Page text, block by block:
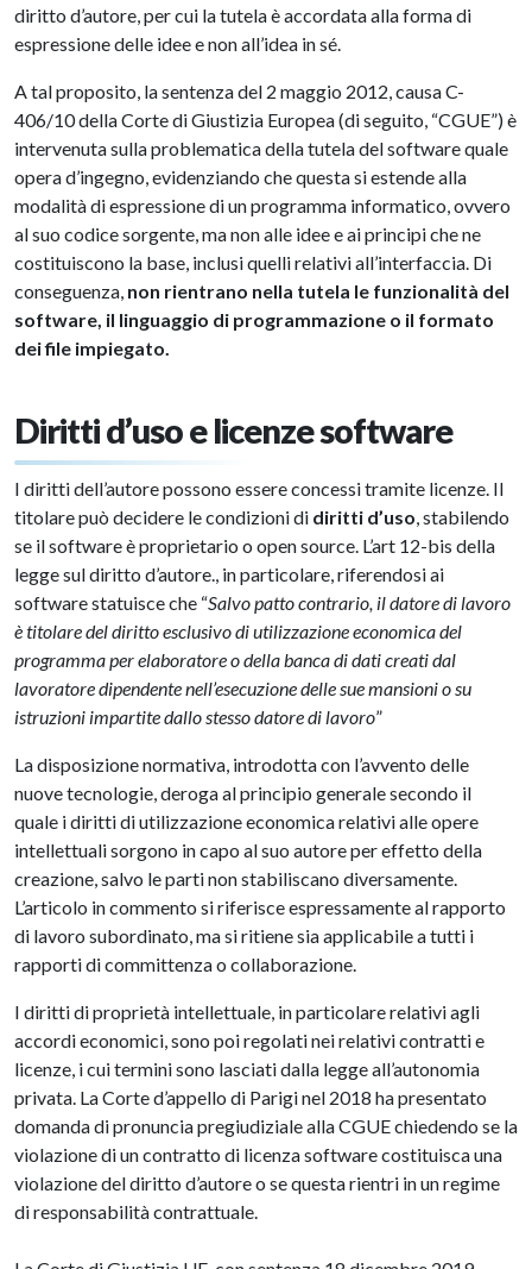
diritto d’autore, per cui la tutela è accordata alla forma di
espressione delle idee e non all’idea in sé.
A tal proposito, la sentenza del 2 maggio 2012, causa C-
406/10 della Corte di Giustizia Europea (di seguito, “CGUE”) è
intervenuta sulla problematica della tutela del software quale
opera d’ingegno, evidenziando che questa si estende alla
modalità di espressione di un programma informatico, ovvero
al suo codice sorgente, ma non alle idee e ai principi che ne
costituiscono la base, inclusi quelli relativi all’interfaccia. Di
conseguenza, non rientrano nella tutela le funzionalità del
software, il linguaggio di programmazione o il formato
dei file impiegato.
Diritti d’uso e licenze software
I diritti dell’autore possono essere concessi tramite licenze. Il
titolare può decidere le condizioni di diritti d’uso, stabilendo
se il software è proprietario o open source. L’art 12-bis della
legge sul diritto d’autore., in particolare, riferendosi ai
software statuisce che “Salvo patto contrario, il datore di lavoro
è titolare del diritto esclusivo di utilizzazione economica del
programma per elaboratore o della banca di dati creati dal
lavoratore dipendente nell’esecuzione delle sue mansioni o su
istruzioni impartite dallo stesso datore di lavoro”
La disposizione normativa, introdotta con l’avvento delle
nuove tecnologie, deroga al principio generale secondo il
quale i diritti di utilizzazione economica relativi alle opere
intellettuali sorgono in capo al suo autore per effetto della
creazione, salvo le parti non stabiliscano diversamente.
L’articolo in commento si riferisce espressamente al rapporto
di lavoro subordinato, ma si ritiene sia applicabile a tutti i
rapporti di committenza o collaborazione.
I diritti di proprietà intellettuale, in particolare relativi agli
accordi economici, sono poi regolati nei relativi contratti e
licenze, i cui termini sono lasciati dalla legge all’autonomia
privata. La Corte d’appello di Parigi nel 2018 ha presentato
domanda di pronuncia pregiudiziale alla CGUE chiedendo se la
violazione di un contratto di licenza software costituisca una
violazione del diritto d’autore o se questa rientri in un regime
di responsabilità contrattuale.